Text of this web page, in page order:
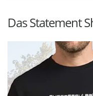
Das Statement